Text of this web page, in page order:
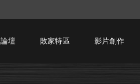
論壇 敗家特區 影片創作